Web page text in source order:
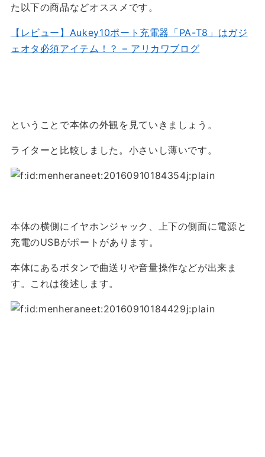
た以下の商品などオススメです。
【レビュー】Aukey10ポート充電器「PA-T8」はガジ
ェオタ必須アイテム！？ – アリカワブログ
ということで本体の外観を見ていきましょう。
ライターと比較しました。小さいし薄いです。
本体の横側にイヤホンジャック、上下の側面に電源と
充電のUSBがポートがあります。
本体にあるボタンで曲送りや音量操作などが出来ま
す。これは後述します。